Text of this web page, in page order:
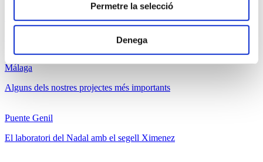
Permetre la selecció
Denega
Sevilla
La plaça San Francisco com a centre del Nadal
Málaga
Alguns dels nostres projectes més importants
Puente Genil
El laboratori del Nadal amb el segell Ximenez